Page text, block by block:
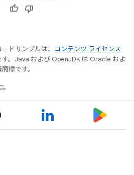
ドサンプルは、
コンテンツ ライセンス
。Java および OpenJDK は Oracle およ
標です。